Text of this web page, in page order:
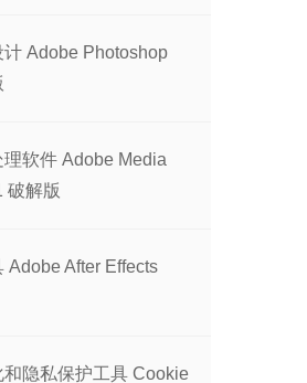
Adobe Photoshop
软件 Adobe Media
破解版
Adobe After Effects
隐私保护工具 Cookie